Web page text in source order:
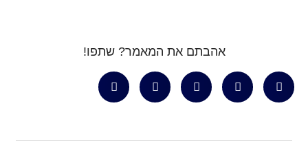
אהבתם את המאמר? שתפו!